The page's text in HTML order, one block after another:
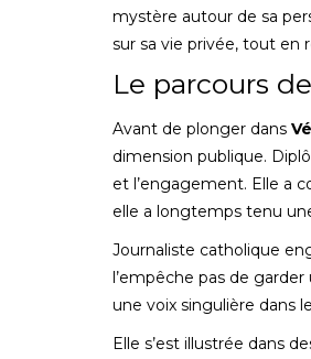
mystère autour de sa
sur sa vie privée, tout en
Le parcours
Avant de plonger dans
dimension publique.
et l’engagement. Elle a
elle a longtemps tenu
Journaliste catholique
l’empêche pas de
une voix singulière dans
Elle s’est illustrée dans